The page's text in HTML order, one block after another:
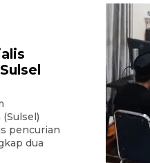
pencurian
dua